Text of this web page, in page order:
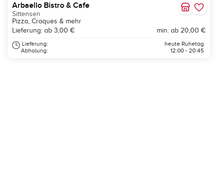
Arbaello Bistro & Cafe
Sittensen
Pizza, Croques & mehr
Lieferung: ab 3,00 €
min. ab 20,00 €
Lieferung:
Abholung:
heute Ruhetag
12:00 - 20:45